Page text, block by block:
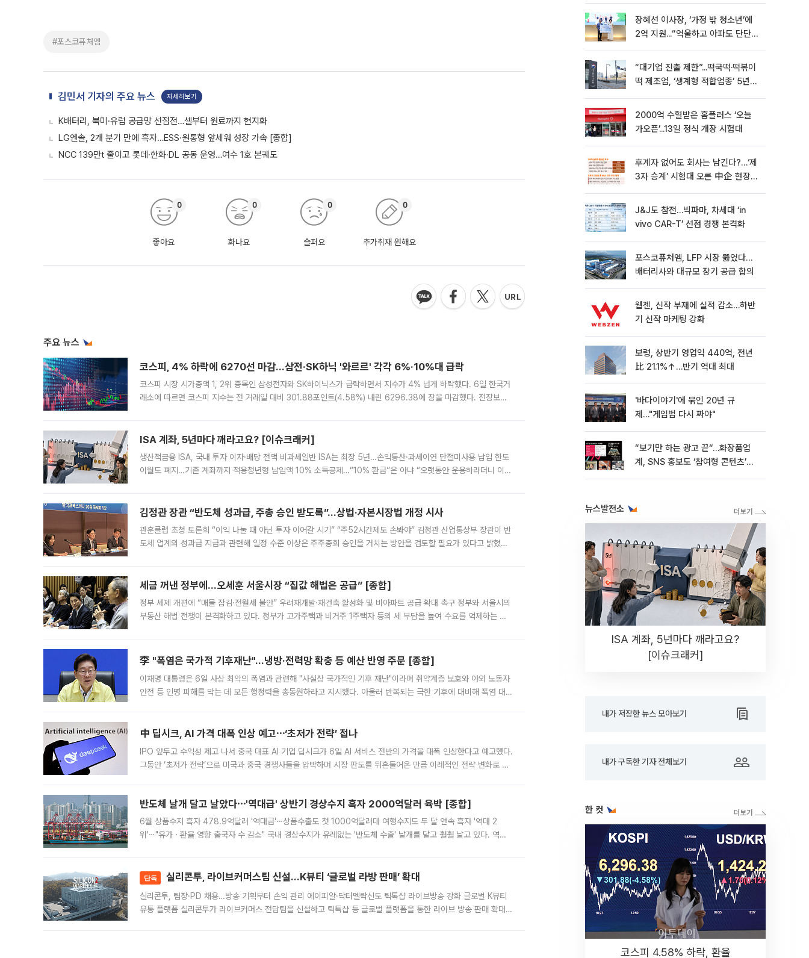
#포스코퓨처엠
김민서 기자의 주요 뉴스 자세히보기
K배터리, 북미·유럽 공급망 선점전…셀부터 원료까지 현지화
LG엔솔, 2개 분기 만에 흑자…ESS·원통형 앞세워 성장 가속 [종합]
NCC 139만t 줄이고 롯데·한화·DL 공동 운영…여수 1호 본궤도
좋아요
0
화나요
0
슬퍼요
0
추가취재 원해요
0
주요 뉴스
코스피, 4% 하락에 6270선 마감…삼전·SK하닉 '와르르' 각각 6%·10%대 급락
코스피 시장 시가총액 1, 2위 종목인 삼성전자와 SK하이닉스가 급락하면서 지수가 4% 넘게 하락했다. 6일 한국거
래소에 따르면 코스피 지수는 전 거래일 대비 301.88포인트(4.58%) 내린 6296.38에 장을 마감했다. 전장보다
ISA 계좌, 5년마다 깨라고요? [이슈크래커]
생산적금융 ISA, 국내 투자 이자·배당 전액 비과세일반 ISA는 최장 5년…손익통산·과세이연 단절미사용 납입 한도
이월도 폐지…기존 계좌까지 적용청년형 납입액 10% 소득공제…“10% 환급”은 아냐 “오랫동안 운용하라더니 이제
김정관 장관 “반도체 성과급, 주총 승인 받도록”…상법·자본시장법 개정 시사
관훈클럽 초청 토론회 “이익 나눌 때 아닌 투자 이어갈 시기” “주52시간제도 손봐야” 김정관 산업통상부 장관이 반
도체 업계의 성과급 지급과 관련해 일정 수준 이상은 주주총회 승인을 거치는 방안을 검토할 필요가 있다고 밝혔다.
세금 꺼낸 정부에…오세훈 서울시장 “집값 해법은 공급” [종합]
정부 세제 개편에 “매물 잠김·전월세 불안” 우려재개발·재건축 활성화 및 비아파트 공급 확대 촉구 정부와 서울시의
부동산 해법 전쟁이 본격화하고 있다. 정부가 고가주택과 비거주 1주택자 등의 세 부담을 높여 수요를 억제하는 카
李 "폭염은 국가적 기후재난"…냉방·전력망 확충 등 예산 반영 주문 [종합]
이재명 대통령은 6일 사상 최악의 폭염과 관련해 "사실상 국가적인 기후 재난"이라며 취약계층 보호와 야외 노동자
안전 등 인명 피해를 막는 데 모든 행정력을 총동원하라고 지시했다. 아울러 반복되는 극한 기후에 대비해 폭염 대응
中 딥시크, AI 가격 대폭 인상 예고⋯‘초저가 전략’ 접나
IPO 앞두고 수익성 제고 나서 중국 대표 AI 기업 딥시크가 6일 AI 서비스 전반의 가격을 대폭 인상한다고 예고했다.
그동안 ‘초저가 전략’으로 미국과 중국 경쟁사들을 압박하며 시장 판도를 뒤흔들어온 만큼 이례적인 전략 변화로 평
반도체 날개 달고 날았다⋯'역대급' 상반기 경상수지 흑자 2000억달러 육박 [종합]
6월 상품수지 흑자 478.9억달러 '역대급'⋯상품수출도 첫 1000억달러대 여행수지도 두 달 연속 흑자 '역대 2
위'⋯"유가ㆍ환율 영향 출국자 수 감소" 국내 경상수지가 유례없는 '반도체 수출' 날개를 달고 훨훨 날고 있다. 역대
단독 실리콘투, 라이브커머스팀 신설…K뷰티 ‘글로벌 라방 판매’ 확대
실리콘투, 팀장·PD 채용…방송 기획부터 손익 관리 에이피알·닥터멜락신도 틱톡샵 라이브방송 강화 글로벌 K뷰티
유통 플랫폼 실리콘투가 라이브커머스 전담팀을 신설하고 틱톡샵 등 글로벌 플랫폼을 통한 라이브 방송 판매 확대에
장혜선 이사장, ‘가정 밖 청소년’에
2억 지원...“억울하고 아파도 단단해
“대기업 진출 제한”...떡국떡·떡볶이
떡 제조업, ‘생계형 적합업종’ 5년
2000억 수혈받은 홈플러스 ‘오늘
가오픈’...13일 정식 개장 시험대
후계자 없어도 회사는 남긴다?…‘제
3자 승계’ 시험대 오른 中企 현장
J&J도 참전…빅파마, 차세대 ‘in
vivo CAR-T’ 선점 경쟁 본격화
포스코퓨처엠, LFP 시장 뚫었다…
배터리사와 대규모 장기 공급 합의
웹젠, 신작 부재에 실적 감소…하반
기 신작 마케팅 강화
보령, 상반기 영업익 440억, 전년
比 21.1%↑…반기 역대 최대
'바다이야기'에 묶인 20년 규
제…"게임법 다시 짜야"
“보기만 하는 광고 끝“…화장품업
계, SNS 홍보도 ‘참여형 콘텐츠’로
뉴스발전소
ISA 계좌, 5년마다 깨라고요?
[이슈크래커]
내가 저장한 뉴스 모아보기
내가 구독한 기자 전체보기
한 컷
코스피 4.58% 하락, 환율